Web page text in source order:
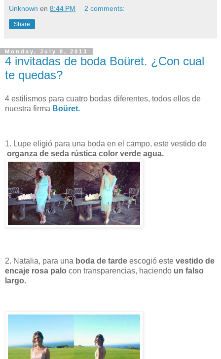
Unknown en 8:44 PM 2 comments:
Share
Monday, July 8, 2013
4 invitadas de boda Boüret. ¿Con cual
te quedas?
4 estilismos para cuatro bodas diferentes, todos ellos de
nuestra firma Boüret.
1. Lupe eligió para una boda en el campo, este vestido de
organza de seda rústica color verde agua.
2. Natalia, para una boda de tarde escogió este vestido de
encaje rosa palo con transparencias, haciendo un falso
largo.